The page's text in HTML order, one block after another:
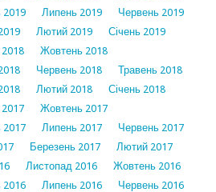
2019 Липень 2019
Червень 2019
Лютий 2019
Січень 2019
Жовтень 2018
Червень 2018
Травень 2018
Лютий 2018
Січень 2018
Жовтень 2017
2017 Липень 2017
Червень 2017
Березень 2017
Лютий 2017
Листопад 2016
Жовтень 2016
2016 Липень 2016
Червень 2016